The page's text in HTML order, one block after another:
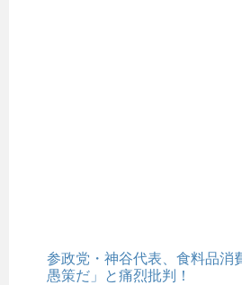
参政党・神谷代表、食料品消
愚策だ」と痛烈批判！